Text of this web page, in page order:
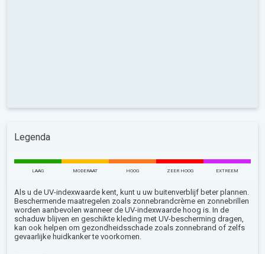
Legenda
LAAG MODERAAT HOOG ZEER HOOG EXTREEM
Als u de UV-indexwaarde kent, kunt u uw buitenverblijf beter plannen.
Beschermende maatregelen zoals zonnebrandcrème en zonnebrillen
worden aanbevolen wanneer de UV-indexwaarde hoog is. In de
schaduw blijven en geschikte kleding met UV-bescherming dragen,
kan ook helpen om gezondheidsschade zoals zonnebrand of zelfs
gevaarlijke huidkanker te voorkomen.